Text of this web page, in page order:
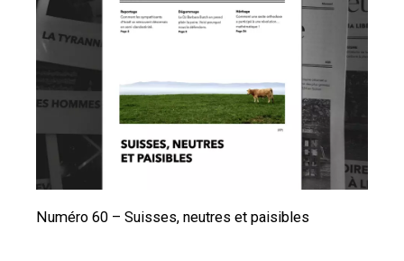
Numéro 60 – Suisses, neutres et paisibles